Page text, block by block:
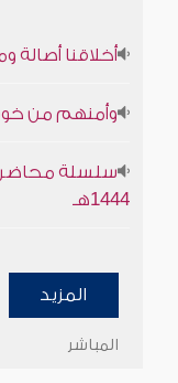
1444هـ
وأمنهم من
المزيد
المباشر